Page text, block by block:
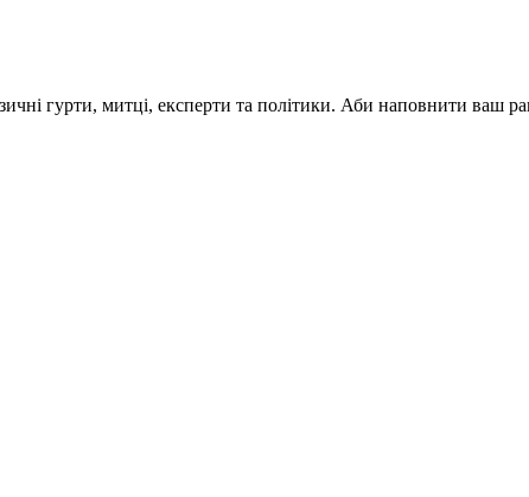
гурти, митці, експерти та політики. Аби наповнити